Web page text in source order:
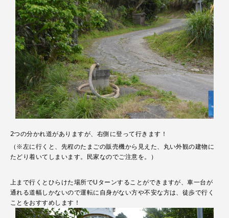
2つの分かれ道がありますが、右側に登って行きます！
（※左に行くと、先程のたまごの販売機から見えた、丸い外観の建物に
たどり着いてしまいます。民家なのでご注意を。）
上まで行くとひらけた場所でUターンすることができますが、車一台が
通れる道幅しかないので運転に自身がない方や不安な方は、徒歩で行く
ことをおすすめします！